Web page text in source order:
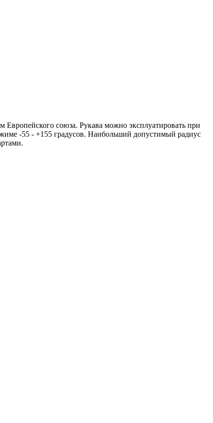
Европейского союза. Рукава можно эксплуатировать при
-55 - +155 градусов. Наибольший допустимый радиус